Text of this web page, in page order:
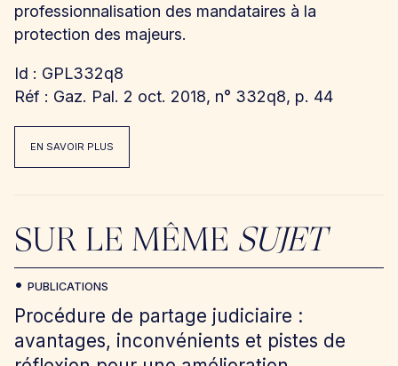
professionnalisation des mandataires à la
protection des majeurs.
Id : GPL332q8
Réf : Gaz. Pal. 2 oct. 2018, n° 332q8, p. 44
EN SAVOIR PLUS
SUR LE MÊME SUJET
Procédure de partage judiciaire :
avantages, inconvénients et pistes de
PUBLICATIONS